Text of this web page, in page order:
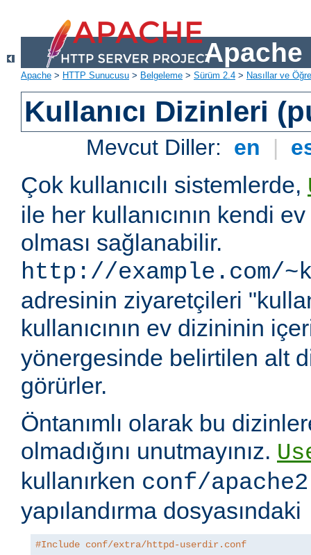
Apache
Apache > HTTP Sunucusu > Belgeleme > Sürüm 2.4 > Nasıllar ve
Kullanıcı Dizinleri
Mevcut Diller: en |
Çok kullanıcılı sistemlerde,
ile her kullanıcının kendi
olması sağlanabilir.
http://example.com/
adresinin ziyaretçileri
kullanıcının ev dizininin
yönergesinde belirtilen alt
görürler.
Öntanımlı olarak bu
olmadığını unutmayınız.
kullanırken conf/
yapılandırma dosyasındaki
#Include conf/extra/httpd-userdir.conf